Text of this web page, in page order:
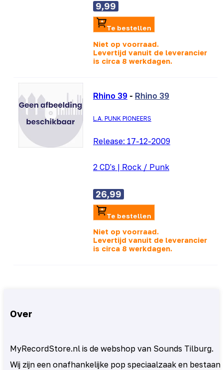
9,99
Te bestellen
Niet op voorraad.
Levertijd vanuit de leverancier
is circa 8 werkdagen.
Rhino 39 - Rhino 39
L.A. PUNK PIONEERS
Release: 17-12-2009
2 CD's | Rock / Punk
26,99
Te bestellen
Niet op voorraad.
Levertijd vanuit de leverancier
is circa 8 werkdagen.
Over
MyRecordStore.nl is de webshop van Sounds Tilburg.
Wij zijn een onafhankelijke pop speciaalzaak en bestaan